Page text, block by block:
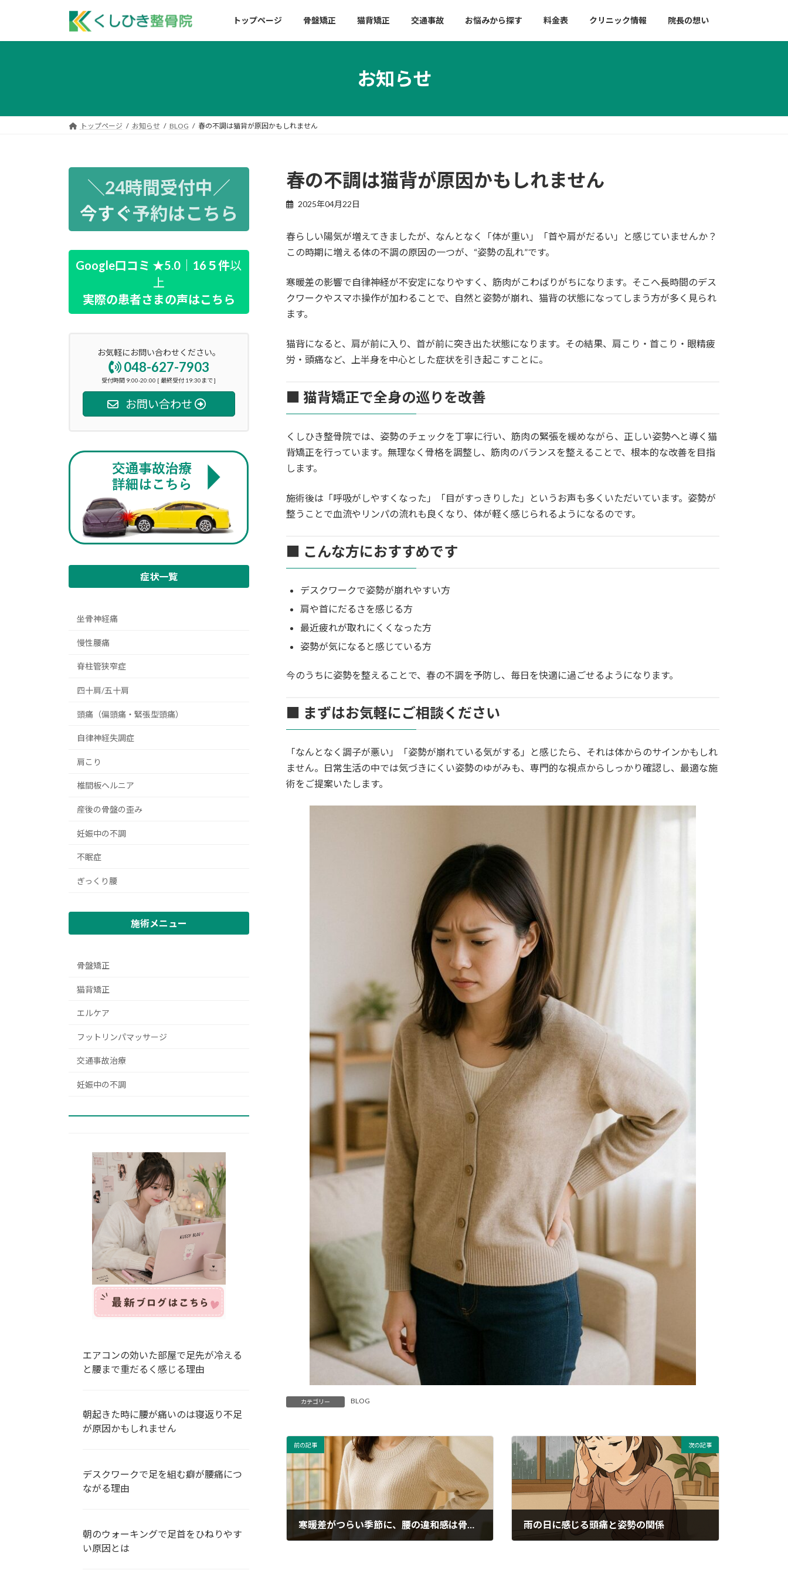
ッ
移
トップページ 骨盤矯正 猫背矯正 交通事故 お悩みから探す 料金表 クリニック情報 院長の想い
お知らせ
トップページ お知らせ BLOG 春の不調は猫背が原因かもしれません
春の不調は猫背が原因かもしれません
2025年04月22日
春らしい陽気が増えてきましたが、なんとなく「体が重い」「首や肩がだるい」と感じていませんか？
この時期に増える体の不調の原因の一つが、“姿勢の乱れ”です。
寒暖差の影響で自律神経が不安定になりやすく、筋肉がこわばりがちになります。そこへ長時間のデス
クワークやスマホ操作が加わることで、自然と姿勢が崩れ、猫背の状態になってしまう方が多く見られ
ます。
猫背になると、肩が前に入り、首が前に突き出た状態になります。その結果、肩こり・首こり・眼精疲
労・頭痛など、上半身を中心とした症状を引き起こすことに。
■ 猫背矯正で全身の巡りを改善
くしひき整骨院では、姿勢のチェックを丁寧に行い、筋肉の緊張を緩めながら、正しい姿勢へと導く猫
背矯正を行っています。無理なく骨格を調整し、筋肉のバランスを整えることで、根本的な改善を目指
します。
施術後は「呼吸がしやすくなった」「目がすっきりした」というお声も多くいただいています。姿勢が
整うことで血流やリンパの流れも良くなり、体が軽く感じられるようになるのです。
■ こんな方におすすめです
デスクワークで姿勢が崩れやすい方
肩や首にだるさを感じる方
最近疲れが取れにくくなった方
姿勢が気になると感じている方
今のうちに姿勢を整えることで、春の不調を予防し、毎日を快適に過ごせるようになります。
■ まずはお気軽にご相談ください
「なんとなく調子が悪い」「姿勢が崩れている気がする」と感じたら、それは体からのサインかもしれ
ません。日常生活の中では気づきにくい姿勢のゆがみも、専門的な視点からしっかり確認し、最適な施
術をご提案いたします。
カテゴリー BLOG
前の記事
寒暖差がつらい季節に、腰の違和感は骨盤のゆがみが原因かも？
次の記事
雨の日に感じる頭痛と姿勢の関係
＼24時間受付中／
今すぐ予約はこちら
Google口コミ ★5.0｜16５件以
上
実際の患者さまの声はこちら
お気軽にお問い合わせください。
048-627-7903
受付時間 9:00-20:00 [ 最終受付 19:30まで ]
お問い合わせ
症状一覧
坐骨神経痛
慢性腰痛
脊柱管狭窄症
四十肩/五十肩
頭痛（偏頭痛・緊張型頭痛）
自律神経失調症
肩こり
椎間板ヘルニア
産後の骨盤の歪み
妊娠中の不調
不眠症
ぎっくり腰
施術メニュー
骨盤矯正
猫背矯正
エルケア
フットリンパマッサージ
交通事故治療
妊娠中の不調
エアコンの効いた部屋で足先が冷える
と腰まで重だるく感じる理由
朝起きた時に腰が痛いのは寝返り不足
が原因かもしれません
デスクワークで足を組む癖が腰痛につ
ながる理由
朝のウォーキングで足首をひねりやす
い原因とは